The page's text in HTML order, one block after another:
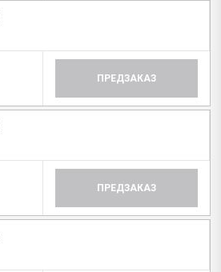
ПРЕДЗАКАЗ
ПРЕДЗАКАЗ